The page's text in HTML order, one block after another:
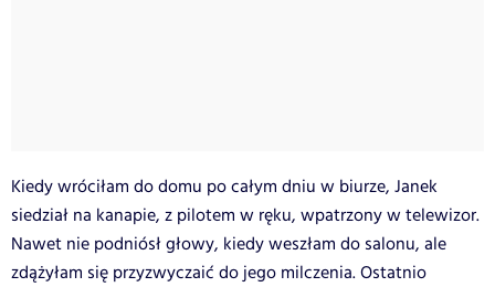
Kiedy wróciłam do domu po całym dniu w biurze, Janek
siedział na kanapie, z pilotem w ręku, wpatrzony w telewizor.
Nawet nie podniósł głowy, kiedy weszłam do salonu, ale
zdążyłam się przyzwyczaić do jego milczenia. Ostatnio